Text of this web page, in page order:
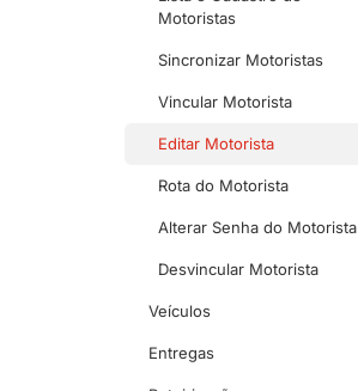
Motoristas
Sincronizar Motoristas
Vincular Motorista
Editar Motorista
Rota do Motorista
Alterar Senha do Motorista
Desvincular Motorista
Veículos
Entregas